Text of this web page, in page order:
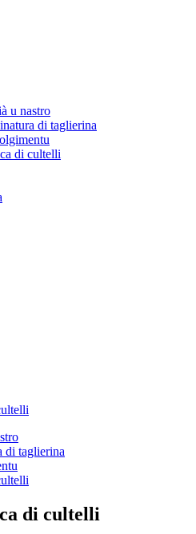
u nastro
di taglierina
di cultelli
di taglierina
di cultelli